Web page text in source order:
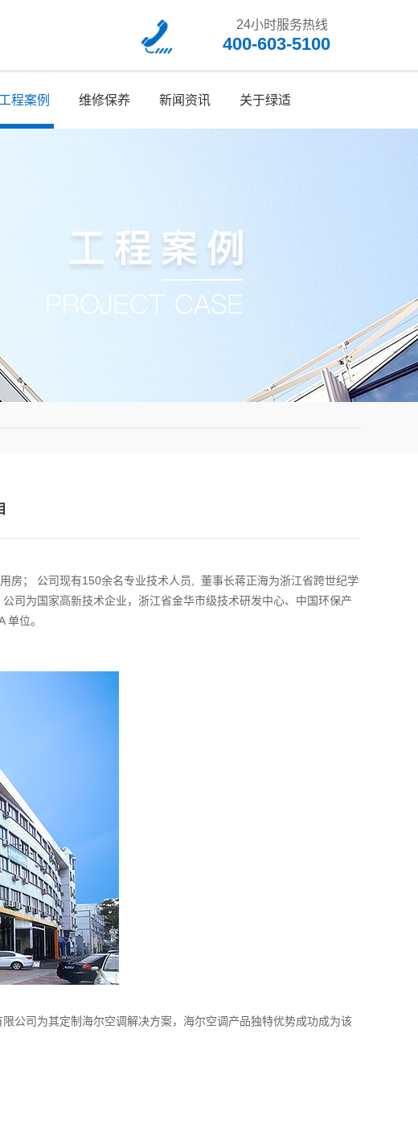
24小时服务热线
400-603-5100
工程案例 维修保养 新闻资讯 关于绿适
房； 公司现有150余名专业技术人员, 董事长蒋正海为浙江省跨世纪学
司为国家高新技术企业，浙江省金华市级技术研发中心、中国环保产
位。
公司为其定制海尔空调解决方案，海尔空调产品独特优势成功成为该